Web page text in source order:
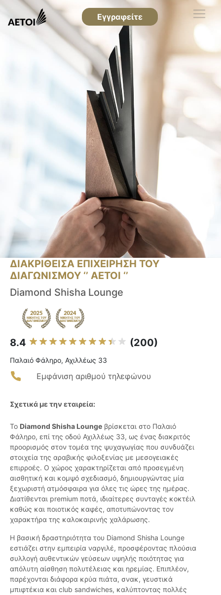
Εγγραφείτε
ΔΙΑΚΡΙΘΕΙΣΑ ΕΠΙΧΕΙΡΗΣΗ ΤΟΥ
ΔΙΑΓΩΝΙΣΜΟΥ ‘’ ΑΕΤΟΙ ‘’
Diamond Shisha Lounge
8.4 (200)
Παλαιό Φάληρο, Αχιλλέως 33
Εμφάνιση αριθμού τηλεφώνου
Σχετικά με την εταιρεία:
Το Diamond Shisha Lounge βρίσκεται στο Παλαιό
Φάληρο, επί της οδού Αχιλλέως 33, ως ένας διακριτός
προορισμός στον τομέα της ψυχαγωγίας που συνδυάζει
στοιχεία της αραβικής φιλοξενίας με μεσογειακές
επιρροές. Ο χώρος χαρακτηρίζεται από προσεγμένη
αισθητική και κομψό σχεδιασμό, δημιουργώντας μία
ξεχωριστή ατμόσφαιρα για όλες τις ώρες της ημέρας.
Διατίθενται premium ποτά, ιδιαίτερες συνταγές κοκτέιλ
καθώς και ποιοτικός καφές, αποτυπώνοντας τον
χαρακτήρα της καλοκαιρινής χαλάρωσης.
Η βασική δραστηριότητα του Diamond Shisha Lounge
εστιάζει στην εμπειρία ναργιλέ, προσφέροντας πλούσια
συλλογή αυθεντικών γεύσεων υψηλής ποιότητας για
απόλυτη αίσθηση πολυτέλειας και ηρεμίας. Επιπλέον,
παρέχονται διάφορα κρύα πιάτα, σνακ, γευστικά
μπιφτέκια και club sandwiches, καλύπτοντας πολλές